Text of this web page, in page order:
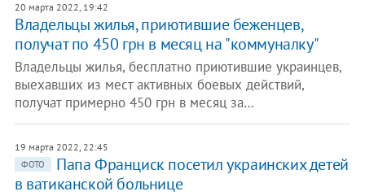
20 марта 2022, 19:42
​Владельцы жилья, приютившие беженцев,
получат по 450 грн в месяц на "коммуналку"
Владельцы жилья, бесплатно приютившие украинцев,
выехавших из мест активных боевых действий,
получат примерно 450 грн в месяц за…
19 марта 2022, 22:45
ФОТО
Папа Франциск посетил украинских детей
в ватиканской больнице